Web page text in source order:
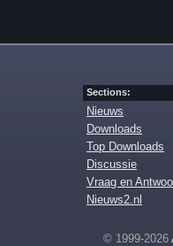
Sections:
Nieuws
Downloads
Top Downloads
Discussie
Vraag en
Nieuws2.nl
© 1999-2026